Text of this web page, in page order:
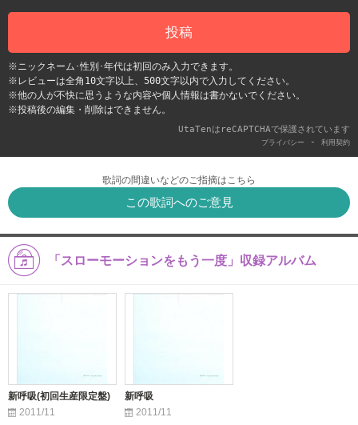
投稿
※ニックネーム･性別･年代は初回のみ入力できます。
※レビューは全角10文字以上、500文字以内で入力してください。
※他の人が不快に思うような内容や個人情報は書かないでください。
※投稿後の編集・削除はできません。
UtaTenはreCAPTCHAで保護されています
プライバシー - 利用契約
歌詞の間違いなどのご指摘はこちら
この歌詞へのご意見
「スローモーションをもう一度」収録アルバム
新呼吸(初回生産限定盤)
2011/11
新呼吸
2011/11